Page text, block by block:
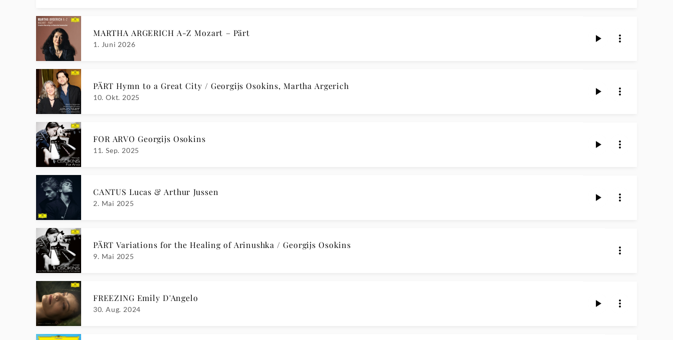
MARTHA ARGERICH A-Z Mozart – Pärt
1. Juni 2026
PÄRT Hymn to a Great City / Georgijs Osokins, Martha Argerich
10. Okt. 2025
FOR ARVO Georgijs Osokins
11. Sep. 2025
CANTUS Lucas & Arthur Jussen
2. Mai 2025
PÄRT Variations for the Healing of Arinushka / Georgijs Osokins
9. Mai 2025
FREEZING Emily D'Angelo
30. Aug. 2024